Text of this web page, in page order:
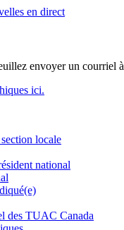
en direct
envoyer un courriel à
ici.
locale
national
des TUAC Canada